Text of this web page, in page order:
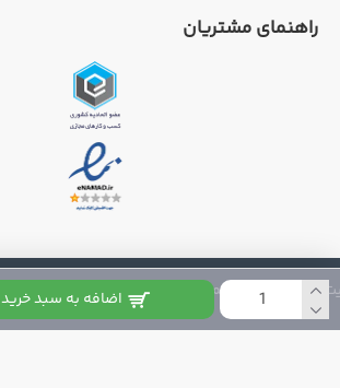
اضافه به سبد خرید
راهنمای مشتریان
فروشگاه مکاترونیک می باشد